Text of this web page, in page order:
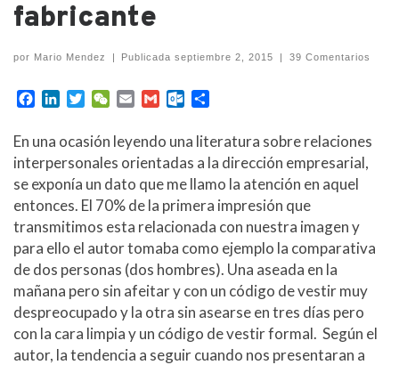
fabricante
por Mario Mendez Publicadaseptiembre 2, 2015 39 Comentarios
e
b
o
o
k
k
e
d
I
n
t
t
e
r
W
C
h
a
t
i
l
G
i
l
O
l
o
o
k
.
o
m
p
a
r
t
i
En una ocasión leyendo una literatura sobre relaciones
interpersonales orientadas a la dirección empresarial,
se exponía un dato que me llamo la atención en aquel
entonces. El 70% de la primera impresión que
transmitimos esta relacionada con nuestra imagen y
para ello el autor tomaba como ejemplo la comparativa
de dos personas (dos hombres). Una aseada en la
mañana pero sin afeitar y con un código de vestir muy
despreocupado y la otra sin asearse en tres días pero
con la cara limpia y un código de vestir formal. Según el
autor, la tendencia a seguir cuando nos presentaran a